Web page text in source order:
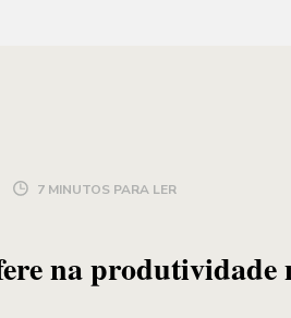
7 MINUTOS PARA LER
na produtividade